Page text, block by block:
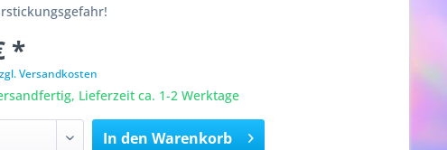
*
Versandkosten
Lieferzeit ca. 1-2 Werktage
In den Warenkorb